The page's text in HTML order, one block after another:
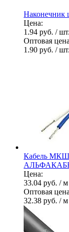
Цена:
1.94 руб. / шт.
Оптовая
1.90 руб. / шт.
Кабель
Цена:
33.04 руб. / м
Оптовая
32.38 руб. / м